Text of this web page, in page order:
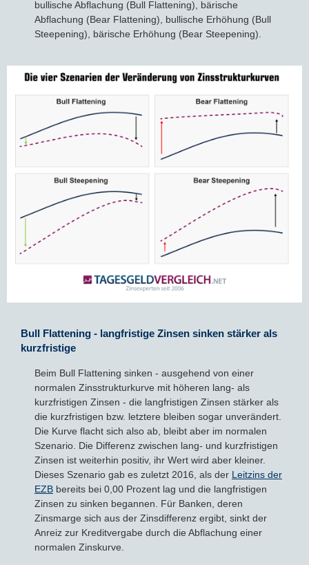
bullische Abflachung (Bull Flattening), bärische
Abflachung (Bear Flattening), bullische Erhöhung (Bull
Steepening), bärische Erhöhung (Bear Steepening).
Bull Flattening - langfristige Zinsen sinken stärker als
kurzfristige
Beim Bull Flattening sinken - ausgehend von einer
normalen Zinsstrukturkurve mit höheren lang- als
kurzfristigen Zinsen - die langfristigen Zinsen stärker als
die kurzfristigen bzw. letztere bleiben sogar unverändert.
Die Kurve flacht sich also ab, bleibt aber im normalen
Szenario. Die Differenz zwischen lang- und kurzfristigen
Zinsen ist weiterhin positiv, ihr Wert wird aber kleiner.
Dieses Szenario gab es zuletzt 2016, als der Leitzins der
EZB bereits bei 0,00 Prozent lag und die langfristigen
Zinsen zu sinken begannen. Für Banken, deren
Zinsmarge sich aus der Zinsdifferenz ergibt, sinkt der
Anreiz zur Kreditvergabe durch die Abflachung einer
normalen Zinskurve.